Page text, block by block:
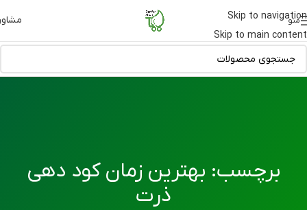
Skip to navigation
Skip to main content
منو
برچسب: بهترین زمان کود دهی
ذرت